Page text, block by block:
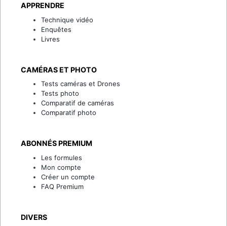
APPRENDRE
Technique vidéo
Enquêtes
Livres
CAMÉRAS ET PHOTO
Tests caméras et Drones
Tests photo
Comparatif de caméras
Comparatif photo
ABONNÉS PREMIUM
Les formules
Mon compte
Créer un compte
FAQ Premium
DIVERS